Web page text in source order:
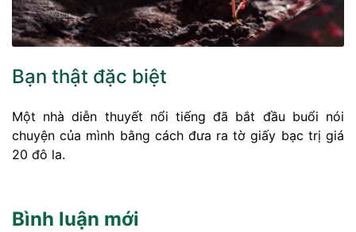
Bạn thật đặc biệt
Một nhà diễn thuyết nổi tiếng đã bắt đầu buổi nói
chuyện của mình bằng cách đưa ra tờ giấy bạc trị giá
20 đô la.
Bình luận mới